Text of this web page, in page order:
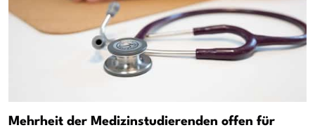
Mehrheit der Medizinstudierenden offen für